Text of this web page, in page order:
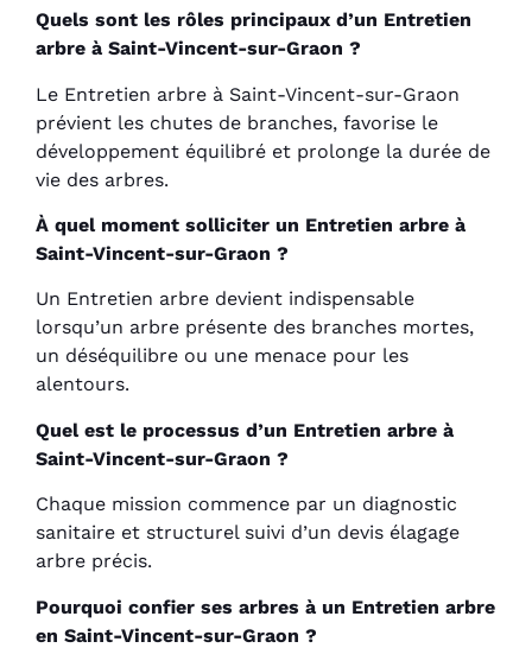
Quels sont les rôles principaux d’un Entretien
arbre à Saint-Vincent-sur-Graon ?
Le Entretien arbre à Saint-Vincent-sur-Graon
prévient les chutes de branches, favorise le
développement équilibré et prolonge la durée de
vie des arbres.
À quel moment solliciter un Entretien arbre à
Saint-Vincent-sur-Graon ?
Un Entretien arbre devient indispensable
lorsqu’un arbre présente des branches mortes,
un déséquilibre ou une menace pour les
alentours.
Quel est le processus d’un Entretien arbre à
Saint-Vincent-sur-Graon ?
Chaque mission commence par un diagnostic
sanitaire et structurel suivi d’un devis élagage
arbre précis.
Pourquoi confier ses arbres à un Entretien arbre
en Saint-Vincent-sur-Graon ?